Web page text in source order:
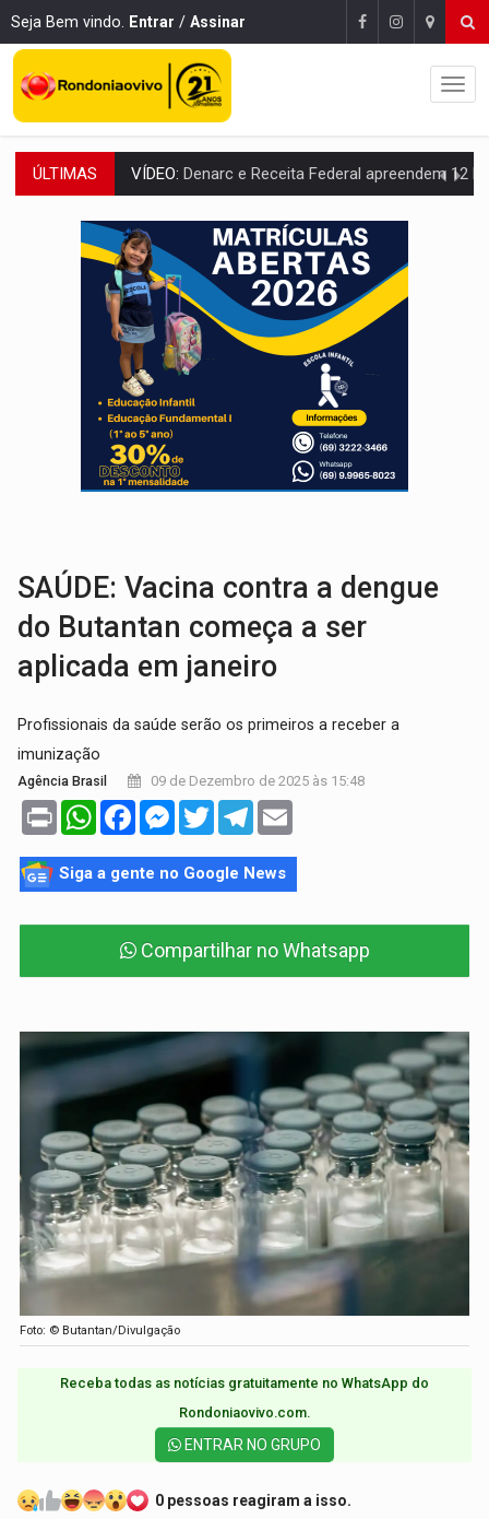
Seja Bem vindo. Entrar / Assinar
ÚLTIMAS OPERAÇÃO DA PC:Membros do CV são presos com armas e drogas após
ENTRADA GRATUITA:Espetáculo As Marias Somos Nós será
VÍDEO:Três são presos após furto de motocicleta em frente
CELEBRAÇÃO:Cerejeiras completa 43 anos de emancipação com
SAÚDE:Anvisa desmente boato sobre presença de plástico ou
VÍDEO: Pitbulls fogem de residência e atacam casal de idosos
AÇÃO CONJUNTA: Forças policiais apreendem cerca de 1kg de
PF ESTÁ APURANDO: Flávio Bolsonaro escolhe Alfredo Gaspar como vice, alvo de
SAÚDE: Vacina contra a dengue
do Butantan começa a ser
aplicada em janeiro
Profissionais da saúde serão os primeiros a receber a
imunização
Agência Brasil 09 de Dezembro de 2025 às 15:48
Print WhatsAppFacebookMessenger
TwitterTelegram
Siga a gente no Google News
Compartilhar no Whatsapp
Foto: © Butantan/Divulgação
Receba todas as notícias gratuitamente no WhatsApp do
Rondoniaovivo.com.​
ENTRAR NO GRUPO
0 pessoas reagiram a isso.